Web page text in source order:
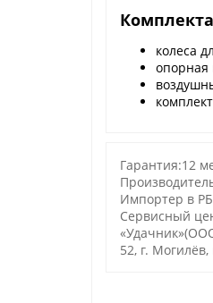
колеса
опорная
Гарантия:12
Импортер в
Сервисный
52, г.